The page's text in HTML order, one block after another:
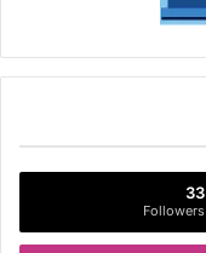
33
Followers